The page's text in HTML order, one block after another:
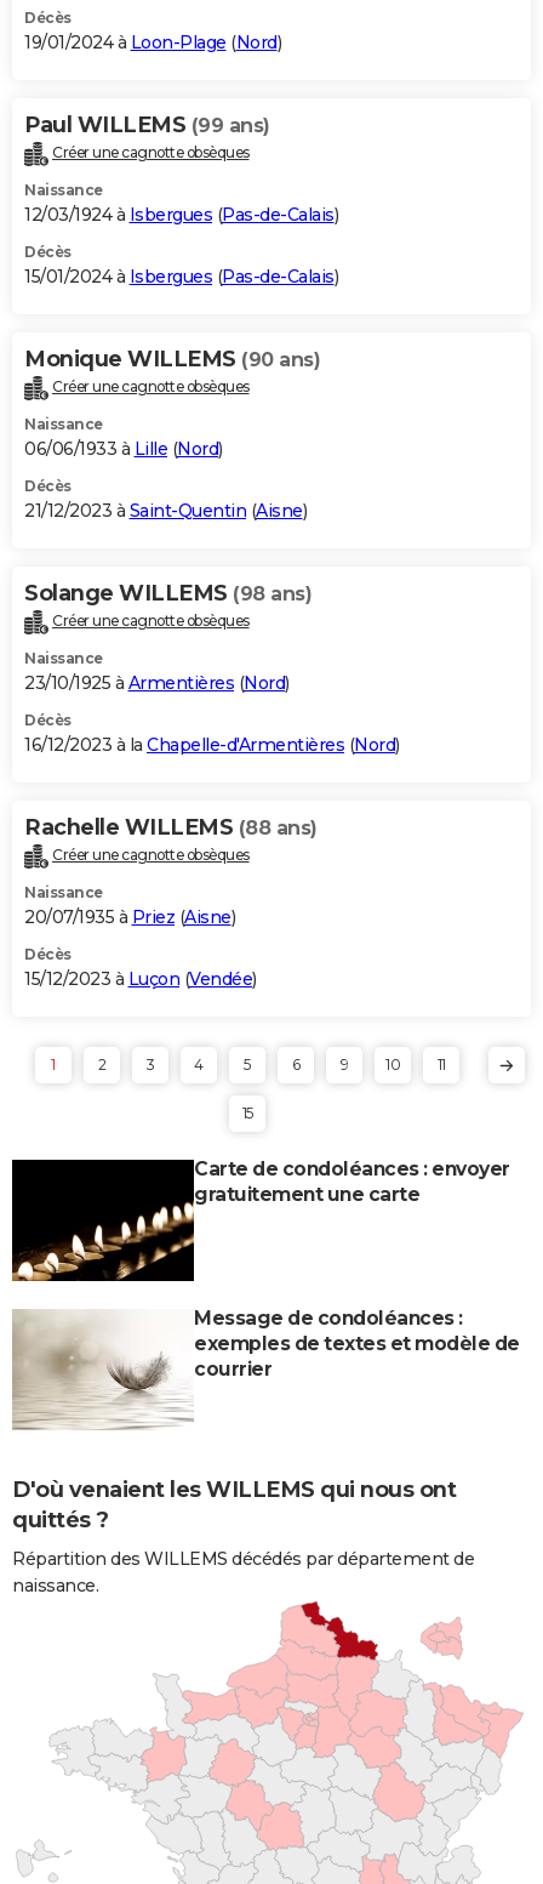
Décès
19/01/2024 à Loon-Plage (Nord)
Paul WILLEMS (99 ans)
Créer une cagnotte obsèques
Naissance
12/03/1924 à Isbergues (Pas-de-Calais)
Décès
15/01/2024 à Isbergues (Pas-de-Calais)
Monique WILLEMS (90 ans)
Créer une cagnotte obsèques
Naissance
06/06/1933 à Lille (Nord)
Décès
21/12/2023 à Saint-Quentin (Aisne)
Solange WILLEMS (98 ans)
Créer une cagnotte obsèques
Naissance
23/10/1925 à Armentières (Nord)
Décès
16/12/2023 à la Chapelle-d'Armentières (Nord)
Rachelle WILLEMS (88 ans)
Créer une cagnotte obsèques
Naissance
20/07/1935 à Priez (Aisne)
Décès
15/12/2023 à Luçon (Vendée)
1 2 3 4 5 6 9 10 11
15
Carte de condoléances : envoyer
gratuitement une carte
Message de condoléances :
exemples de textes et modèle de
courrier
D'où venaient les WILLEMS qui nous ont
quittés ?
Répartition des WILLEMS décédés par département de
naissance.